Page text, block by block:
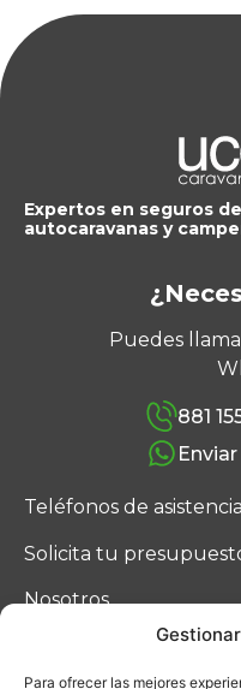
Para ofrecer las mejores
Expertos en seguros de
autocaravanas y
Puedes
881
Teléfonos de asistencia
Solicita tu
Nosotros